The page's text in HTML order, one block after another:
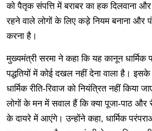
को पैतृक संपत्ति में बराबर का हक दिलवाना
रहने वाले लोगों के लिए कड़े नियम बनाना और
करना है।
मुख्यमंत्री सरमा ने कहा कि यह कानून
पद्धतियों में कोई दखल नहीं देना वाला है। इसके
धार्मिक रीति-रिवाज को नियंत्रित नहीं किया
लोगों के मन में सवाल हैं कि क्या पूजा-पाठ और
के दायरे में आएंगे। उन्होंने कहा, धार्मिक